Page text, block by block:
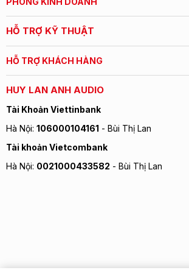
chống nước IP56 giúp bảo vệ thiết bị
hảo hơn cho bạn thoải mái mang theo ở
thậm chí là các buổi dã ngoại ngoài trời
HỖ TRỢ KỸ THUẬT
HỖ TRỢ KHÁCH HÀNG
HUY LAN ANH AUDIO
Tài Khoản Viettinbank
Hà Nội: 106000104161 - Bùi Thị Lan
Tài khoản Vietcombank
Hà Nội: 0021000433582 - Bùi Thị Lan